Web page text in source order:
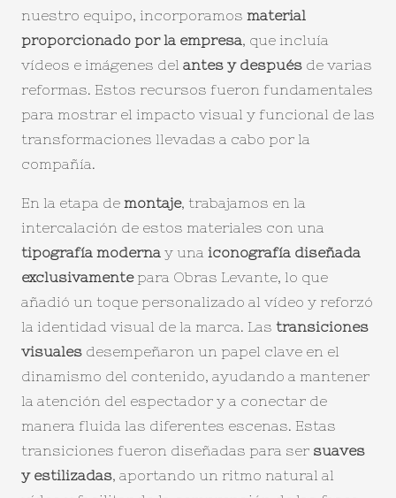
nuestro equipo, incorporamos material
proporcionado por la empresa, que incluía
vídeos e imágenes del antes y después de varias
reformas. Estos recursos fueron fundamentales
para mostrar el impacto visual y funcional de las
transformaciones llevadas a cabo por la
compañía.
En la etapa de montaje, trabajamos en la
intercalación de estos materiales con una
tipografía moderna y una iconografía diseñada
exclusivamentepara Obras Levante, lo que
añadió un toque personalizado al vídeo y reforzó
la identidad visual de la marca. Las transiciones
visuales desempeñaron un papel clave en el
dinamismo del contenido, ayudando a mantener
la atención del espectador y a conectar de
manera fluida las diferentes escenas. Estas
transiciones fueron diseñadas para ser suaves
y estilizadas, aportando un ritmo natural al